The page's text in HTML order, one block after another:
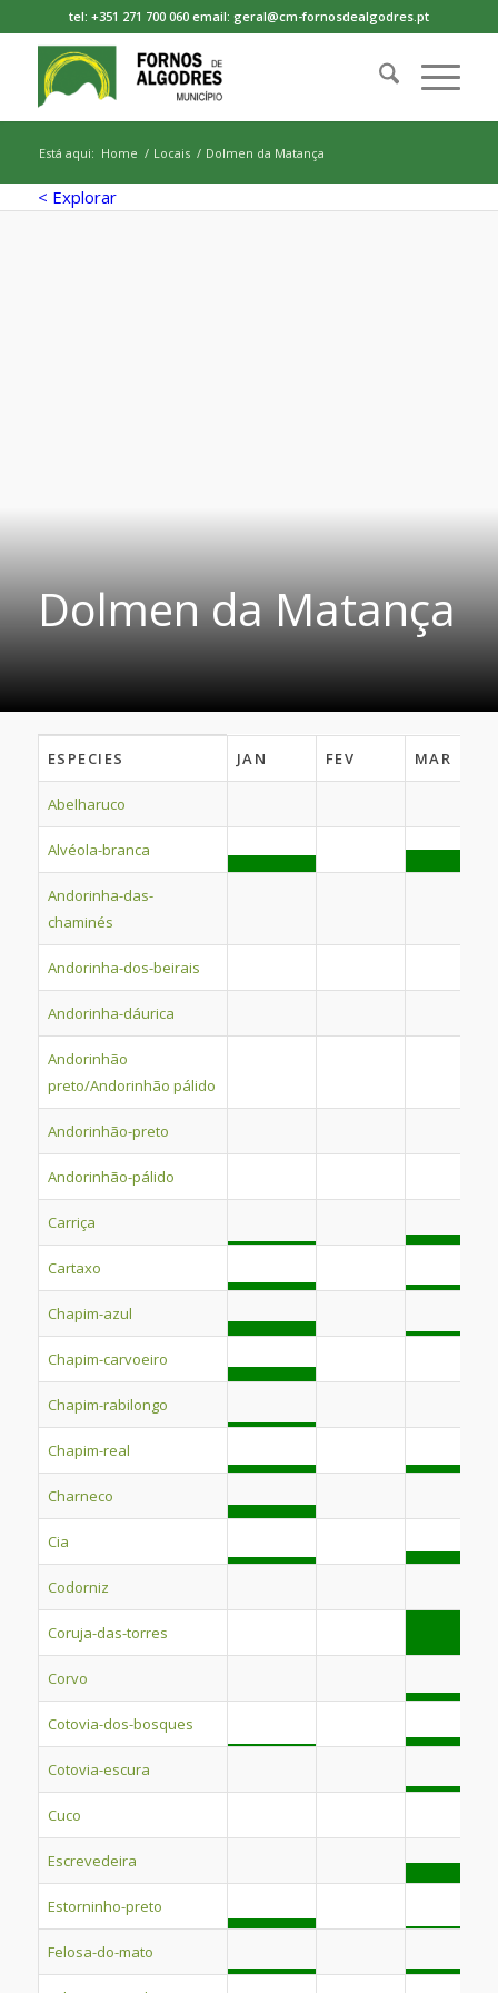
tel: +351 271 700 060 email: geral@cm-fornosdealgodres.pt
Está aqui: Home / Locais / Dolmen da Matança
< Explorar
Dolmen da Matança
Matança
ESPECIES JAN FEV MAR
Abelharuco
Alvéola-branca
Andorinha-das-
chaminés
Andorinha-dos-beirais
Andorinha-dáurica
Andorinhão
preto/Andorinhão pálido
Andorinhão-preto
Andorinhão-pálido
Carriça
Cartaxo
Chapim-azul
Chapim-carvoeiro
Chapim-rabilongo
Chapim-real
Charneco
Cia
Codorniz
Coruja-das-torres
Corvo
Cotovia-dos-bosques
Cotovia-escura
Cuco
Escrevedeira
Estorninho-preto
Felosa-do-mato